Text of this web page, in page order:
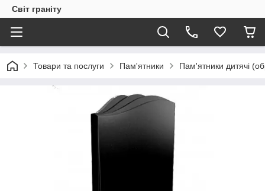
Світ граніту
Товари та послуги Пам'ятники Пам'ятники дитячі